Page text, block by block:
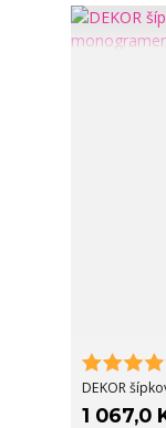
DEKOR
1 067,0